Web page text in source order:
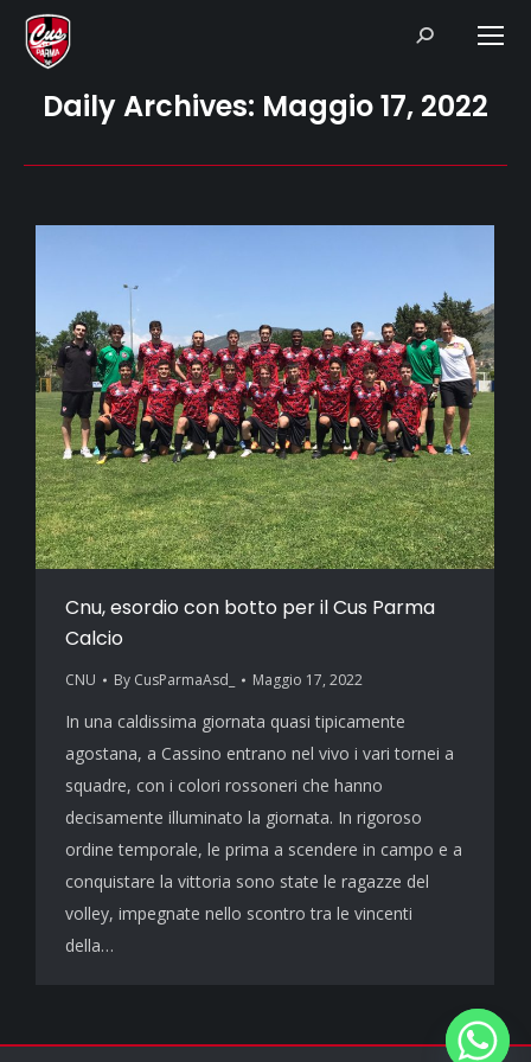
Search:
Daily Archives: Maggio 17, 2022
Cnu, esordio con botto per il Cus Parma
Calcio
CNU By CusParmaAsd_ Maggio 17, 2022
In una caldissima giornata quasi tipicamente
agostana, a Cassino entrano nel vivo i vari tornei a
squadre, con i colori rossoneri che hanno
decisamente illuminato la giornata. In rigoroso
ordine temporale, le prima a scendere in campo e a
conquistare la vittoria sono state le ragazze del
volley, impegnate nello scontro tra le vincenti
della…